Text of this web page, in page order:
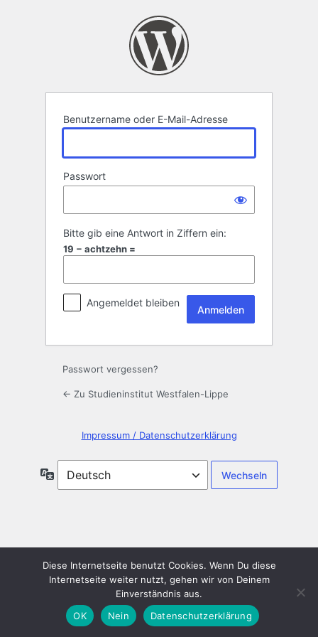
Benutzername oder E-Mail-Adresse
Passwort
Bitte gib eine Antwort in Ziffern ein:
19 − achtzehn =
Angemeldet bleiben
Passwort vergessen?
← Zu Studieninstitut Westfalen-Lippe
Impressum / Datenschutzerklärung
Sprache
Diese Internetseite benutzt Cookies. Wenn Du diese
Internetseite weiter nutzt, gehen wir von Deinem
Einverständnis aus.
OK
Nein Datenschutzerklärung